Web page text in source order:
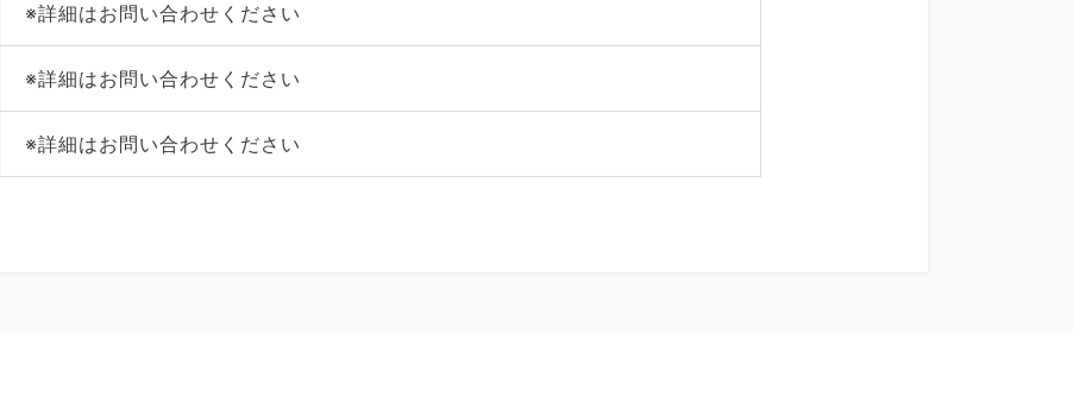
※詳細はお問い合わせください
※詳細はお問い合わせください
※詳細はお問い合わせください